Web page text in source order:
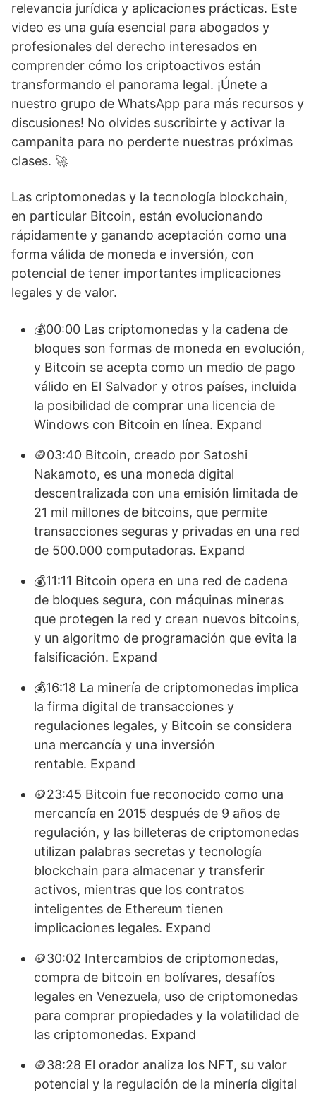
relevancia jurídica y aplicaciones prácticas. Este
video es una guía esencial para abogados y
profesionales del derecho interesados en
comprender cómo los criptoactivos están
transformando el panorama legal. ¡Únete a
nuestro grupo de WhatsApp para más recursos y
discusiones! No olvides suscribirte y activar la
campanita para no perderte nuestras próximas
clases. 🚀
Las criptomonedas y la tecnología blockchain,
en particular Bitcoin, están evolucionando
rápidamente y ganando aceptación como una
forma válida de moneda e inversión, con
potencial de tener importantes implicaciones
legales y de valor.
💰00:00 Las criptomonedas y la cadena de
bloques son formas de moneda en evolución,
y Bitcoin se acepta como un medio de pago
válido en El Salvador y otros países, incluida
la posibilidad de comprar una licencia de
Windows con Bitcoin en línea. Expand
🪙03:40 Bitcoin, creado por Satoshi
Nakamoto, es una moneda digital
descentralizada con una emisión limitada de
21 mil millones de bitcoins, que permite
transacciones seguras y privadas en una red
de 500.000 computadoras. Expand
💰11:11 Bitcoin opera en una red de cadena
de bloques segura, con máquinas mineras
que protegen la red y crean nuevos bitcoins,
y un algoritmo de programación que evita la
falsificación. Expand
💰16:18 La minería de criptomonedas implica
la firma digital de transacciones y
regulaciones legales, y Bitcoin se considera
una mercancía y una inversión
rentable. Expand
🪙23:45 Bitcoin fue reconocido como una
mercancía en 2015 después de 9 años de
regulación, y las billeteras de criptomonedas
utilizan palabras secretas y tecnología
blockchain para almacenar y transferir
activos, mientras que los contratos
inteligentes de Ethereum tienen
implicaciones legales. Expand
🪙30:02 Intercambios de criptomonedas,
compra de bitcoin en bolívares, desafíos
legales en Venezuela, uso de criptomonedas
para comprar propiedades y la volatilidad de
las criptomonedas. Expand
🪙38:28 El orador analiza los NFT, su valor
potencial y la regulación de la minería digital